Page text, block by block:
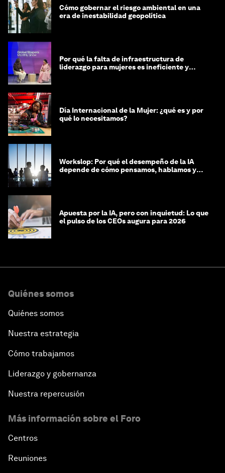
Cómo gobernar el riesgo ambiental en una
era de inestabilidad geopolítica
Por qué la falta de infraestructura de
liderazgo para mujeres es ineficiente y
Día Internacional de la Mujer: ¿qué es y por
qué lo necesitamos?
Workslop: Por qué el desempeño de la IA
depende de cómo pensamos, hablamos y
Apuesta por la IA, pero con inquietud: Lo que
el pulso de los CEOs augura para 2026
Quiénes somos
Quiénes somos
Nuestra estrategia
Cómo trabajamos
Liderazgo y gobernanza
Nuestra repercusión
Más información sobre el Foro
Centros
Reuniones